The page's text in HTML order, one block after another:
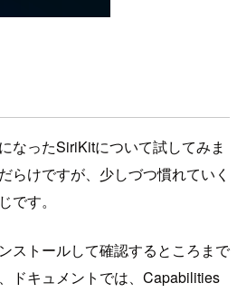
なったSiriKitについて試してみま
らけですが、少しづつ慣れていく
です。
ストールして確認するところまで
ドキュメントでは、Capabilities